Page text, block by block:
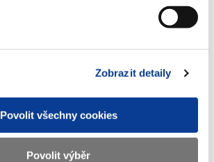
Zobrazit detaily
Povolit všechny cookies
Povolit výběr
vládou Srílanské demokratické socialistické
oboru daní z příjmu a o zabránění daňovému
úniku a vyhýbání se daňové povinnosti.